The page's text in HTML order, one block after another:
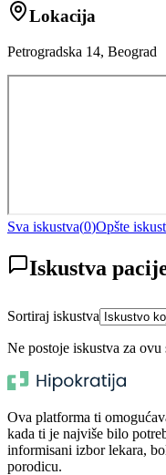
Lokacija
Petrogradska 14, Beograd
Sva iskustva(0)Opšte
Iskustva
Sortiraj iskustva
Ne postoje iskustva za ovu
Ova platforma ti
kada ti je najviše bilo
informisani izbor lekara,
porodicu.